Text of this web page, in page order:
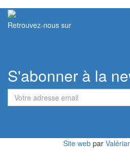
Retrouvez-nous sur
S'abonner à la
Votre
adresse
Site web par